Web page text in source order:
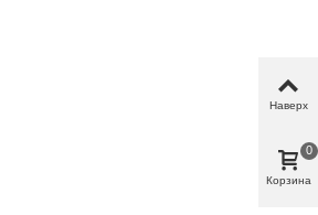
Наверх
Корзина
0